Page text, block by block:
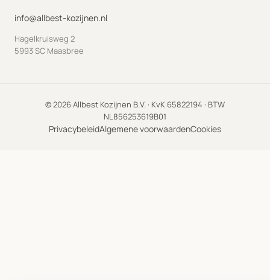
info@allbest-kozijnen.nl
Hagelkruisweg 2
5993 SC Maasbree
© 2026 Allbest Kozijnen B.V. · KvK 65822194 · BTW
NL856253619B01
PrivacybeleidAlgemene voorwaardenCookies